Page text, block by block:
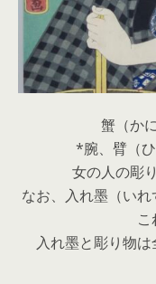
蟹（か
*腕、臂（
女の人の彫
なお、入れ墨（いれ
こ
入れ墨と彫り物は